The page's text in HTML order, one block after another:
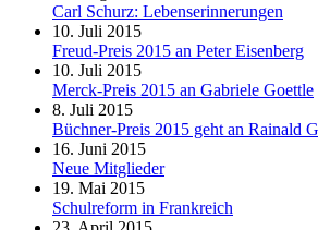
Carl Schurz: Lebenserinnerungen
10. Juli 2015
Freud-Preis 2015 an Peter Eisenberg
10. Juli 2015
Merck-Preis 2015 an Gabriele Goettle
8. Juli 2015
Büchner-Preis 2015 geht an Rainald
16. Juni 2015
Neue Mitglieder
19. Mai 2015
Schulreform in Frankreich